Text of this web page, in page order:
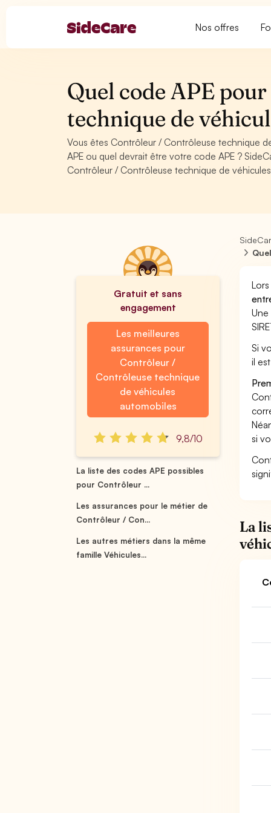
Nos offres
Quel code APE
technique de
Vous êtes Contrôleur / Contrôleuse technique
APE ou quel devrait être votre code APE ?
Contrôleur / Contrôleuse technique de
Gratuit et sans
engagement
Les meilleures
assurances pour
Contrôleur /
Contrôleuse technique
de véhicules
automobiles
9,8/10
La liste des codes APE possibles
pour Contrôleur ...
Les assurances pour le métier de
Contrôleur / Con...
Les autres métiers dans la même
famille Véhicules...
Une
Si
il
si
La